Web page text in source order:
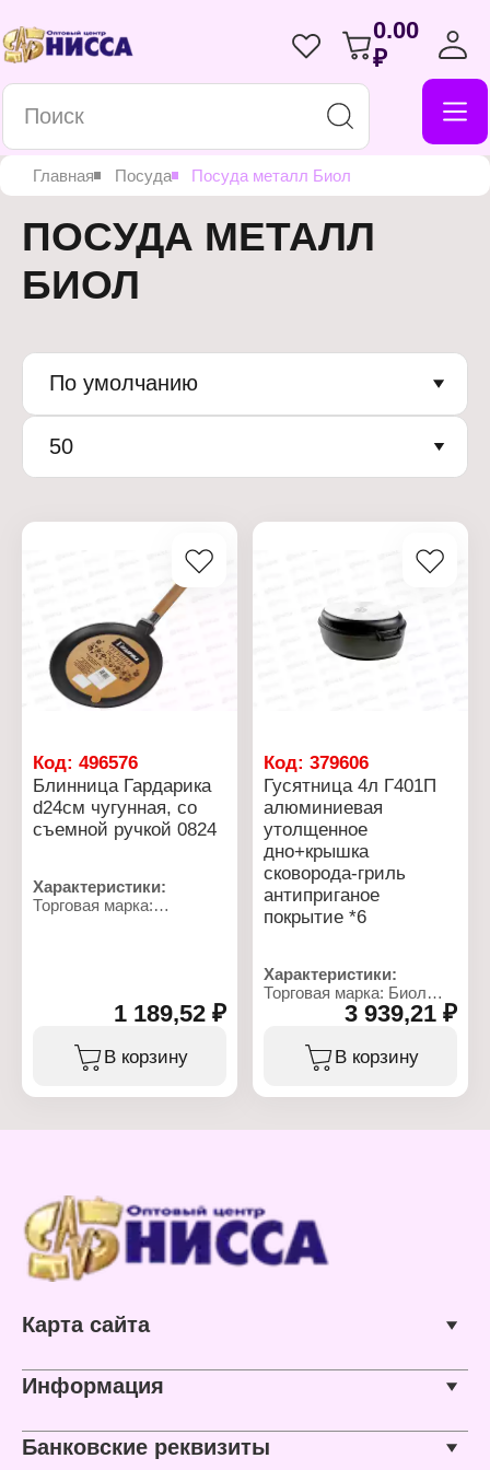
0.00
₽
Главная Посуда Посуда металл Биол
ПОСУДА МЕТАЛЛ
БИОЛ
По умолчанию
50
Код: 496576
Блинница Гардарика
d24см чугунная, со
съемной ручкой 0824
Характеристики:
Торговая марка:
Комплектация: без
Тип ручки: со съёмной
ручкой
типов плит, кроме
Нет
Материал: чугун
1 189,52 ₽
В корзину
Код:379606
Гусятница 4л Г401П
алюминиевая
утолщенное
дно+крышка
сковорода-гриль
антиприганое
покрытие *6
Характеристики:
Торговая марка: Биол
Артикул: Г401П
Тип товара: Гусятница
Комплектация: крышка
сковорода-гриль
типов плит, кроме
индукционных
Тип дна: утолщенное дно
Материал: алюминий
3 939,21 ₽
В корзину
Карта сайта
Информация
Банковские реквизиты